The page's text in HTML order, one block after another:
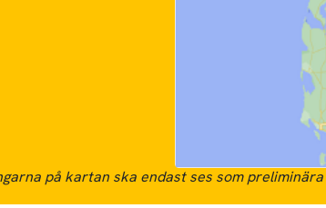
på kartan ska endast ses som